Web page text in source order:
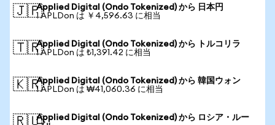
🇯🇵Applied Digital (Ondo Tokenized) から 日本円
1 APLDon は ￥4,596.63 に相当
🇹🇷Applied Digital (Ondo Tokenized) から トルコリラ
1 APLDon は ₺1,391.42 に相当
🇰🇷Applied Digital (Ondo Tokenized) から 韓国ウォン
1 APLDon は ₩41,060.36 に相当
🇷🇺Applied Digital (Ondo Tokenized) から ロシア・ルー